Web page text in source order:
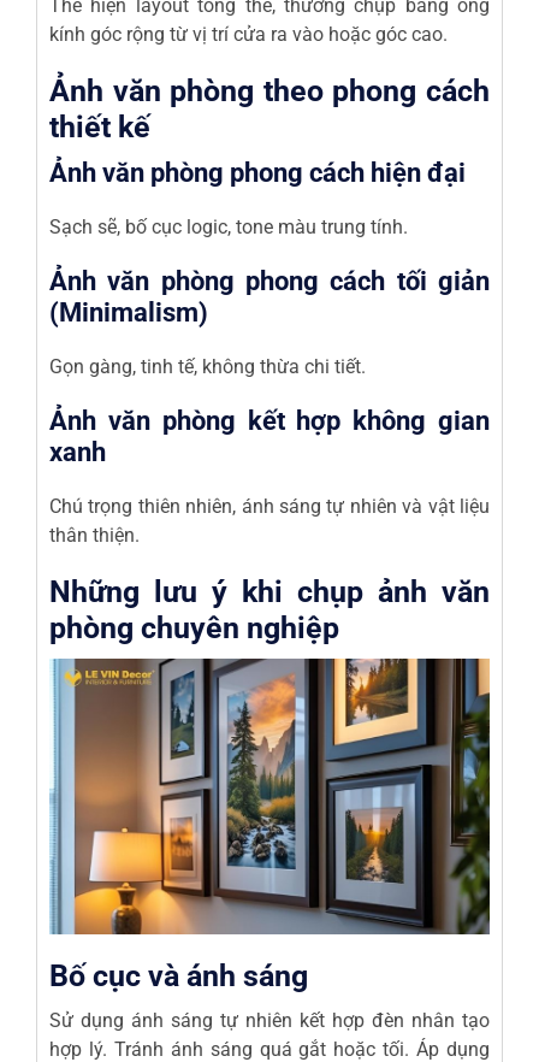
Thể hiện layout tổng thể, thường chụp bằng ống
kính góc rộng từ vị trí cửa ra vào hoặc góc cao.
Ảnh văn phòng theo phong cách
thiết kế
Ảnh văn phòng phong cách hiện đại
Sạch sẽ, bố cục logic, tone màu trung tính.
Ảnh văn phòng phong cách tối giản
(Minimalism)
Gọn gàng, tinh tế, không thừa chi tiết.
Ảnh văn phòng kết hợp không gian
xanh
Chú trọng thiên nhiên, ánh sáng tự nhiên và vật liệu
thân thiện.
Những lưu ý khi chụp ảnh văn
phòng chuyên nghiệp
Bố cục và ánh sáng
Sử dụng ánh sáng tự nhiên kết hợp đèn nhân tạo
hợp lý. Tránh ánh sáng quá gắt hoặc tối. Áp dụng